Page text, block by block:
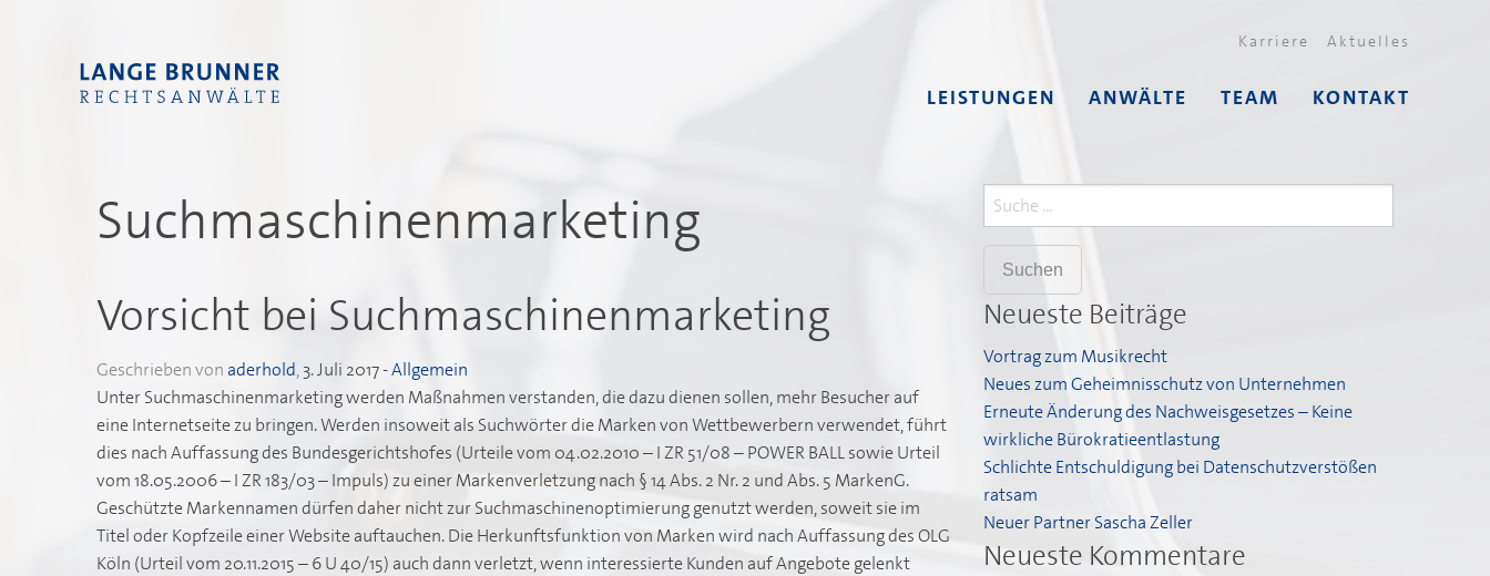
LEISTUNGEN ANWÄLTE TEAM KONTAKT
Karriere Aktuelles
Suchmaschinenmarketing
Vorsicht bei Suchmaschinenmarketing
Geschrieben vonaderhold, 3. Juli 2017-Allgemein
Unter Suchmaschinenmarketing werden Maßnahmen verstanden, die dazu dienen sollen, mehr Besucher auf
eine Internetseite zu bringen. Werden insoweit als Suchwörter die Marken von Wettbewerbern verwendet, führt
dies nach Auffassung des Bundesgerichtshofes (Urteile vom 04.02.2010 – I ZR 51/08 – POWER BALL sowie Urteil
vom 18.05.2006 – I ZR 183/03 – Impuls) zu einer Markenverletzung nach § 14 Abs. 2 Nr. 2 und Abs. 5 MarkenG.
Geschützte Markennamen dürfen daher nicht zur Suchmaschinenoptimierung genutzt werden, soweit sie im
Titel oder Kopfzeile einer Website auftauchen. Die Herkunftsfunktion von Marken wird nach Auffassung des OLG
Köln (Urteil vom 20.11.2015 – 6 U 40/15) auch dann verletzt, wenn interessierte Kunden auf Angebote gelenkt
Suche
nach:
Neueste Beiträge
Vortrag zum Musikrecht
Neues zum Geheimnisschutz von Unternehmen
Erneute Änderung des Nachweisgesetzes – Keine
wirkliche Bürokratieentlastung
Schlichte Entschuldigung bei Datenschutzverstößen
ratsam
Neuer Partner Sascha Zeller
Neueste Kommentare